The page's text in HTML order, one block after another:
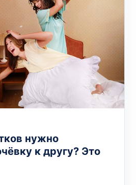
нужно
к другу? Это